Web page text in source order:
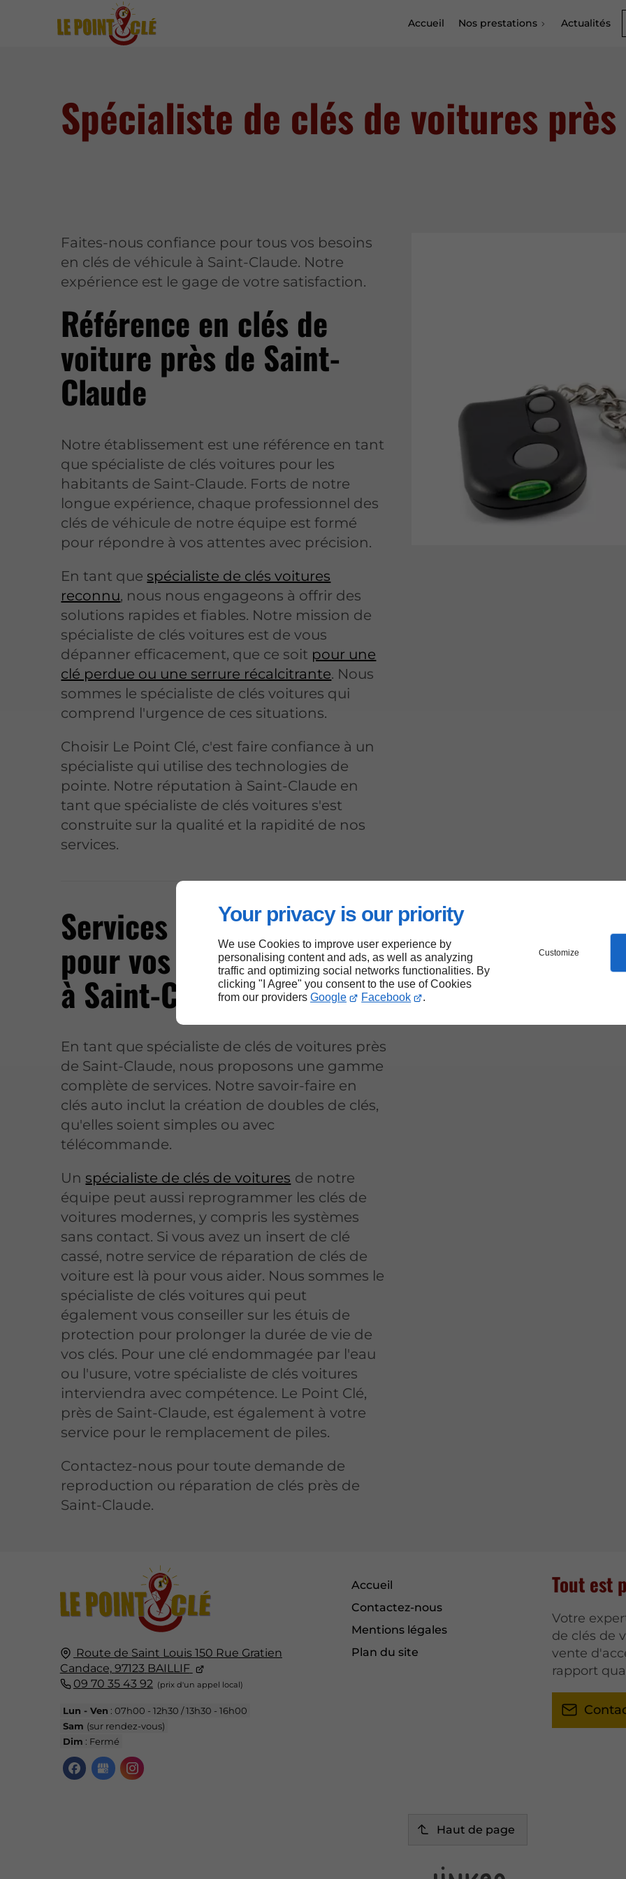
Your privacy is our priority
We use Cookies to improve user experience by
personalising content and ads, as well as analyzing
traffic and optimizing social networks functionalities. By
clicking "I Agree" you consent to the use of Cookies
from our providers Google Facebook .
Customize
Accueil Nos prestations Actualités
Spécialiste de clés de voitures
Faites-nous confiance pour tous vos besoins
en clés de véhicule à Saint-Claude. Notre
expérience est le gage de votre satisfaction.
Référence en clés de
voiture près de Saint-
Claude
Notre établissement est une référence en tant
que spécialiste de clés voitures pour les
habitants de Saint-Claude. Forts de notre
longue expérience, chaque professionnel des
clés de véhicule de notre équipe est formé
pour répondre à vos attentes avec précision.
En tant quespécialiste de clés voitures
reconnu, nous nous engageons à offrir des
solutions rapides et fiables. Notre mission de
spécialiste de clés voitures est de vous
dépanner efficacement, que ce soit pour une
clé perdue ou une serrure récalcitrante. Nous
sommes le spécialiste de clés voitures qui
comprend l'urgence de ces situations.
Choisir Le Point Clé, c'est faire confiance à un
spécialiste qui utilise des technologies de
pointe. Notre réputation à Saint-Claude en
tant que spécialiste de clés voitures s'est
construite sur la qualité et la rapidité de nos
services.
Services de spécialiste
pour vos clés de véhicule
à Saint-Claude
En tant que spécialiste de clés de voitures près
de Saint-Claude, nous proposons une gamme
complète de services. Notre savoir-faire en
clés auto inclut la création de doubles de clés,
qu'elles soient simples ou avec
télécommande.
Unspécialiste de clés de voitures de notre
équipe peut aussi reprogrammer les clés de
voitures modernes, y compris les systèmes
sans contact. Si vous avez un insert de clé
cassé, notre service de réparation de clés de
voiture est là pour vous aider. Nous sommes le
spécialiste de clés voitures qui peut
également vous conseiller sur les étuis de
protection pour prolonger la durée de vie de
vos clés. Pour une clé endommagée par l'eau
ou l'usure, votre spécialiste de clés voitures
interviendra avec compétence. Le Point Clé,
près de Saint-Claude, est également à votre
service pour le remplacement de piles.
Contactez-nous pour toute demande de
reproduction ou réparation de clés près de
Saint-Claude.
Route de Saint Louis 150 Rue Gratien
Candace, 97123 BAILLIF
09 70 35 43 92
Lun - Ven : 07h00 - 12h30 / 13h30 - 16h00
Sam (sur rendez-vous)
Dim : Fermé
Accueil
Contactez-nous
Mentions légales
Plan du site
Tout est
Votre
de clés de
vente
rapport
Haut de page